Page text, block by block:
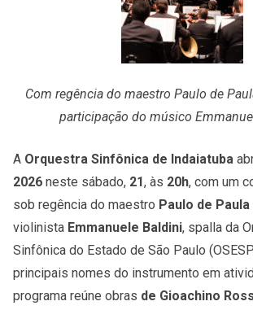
Com regência do maestro Paulo de
participação do músico
A Orquestra Sinfônica de Indaiatuba
2026 neste sábado, 21, às 20h, com um
sob regência do maestro Paulo de Paula
violinista Emmanuele Baldini, spalla da
Sinfônica do Estado de São Paulo
principais nomes do instrumento em
programa reúne obras de Gioachino